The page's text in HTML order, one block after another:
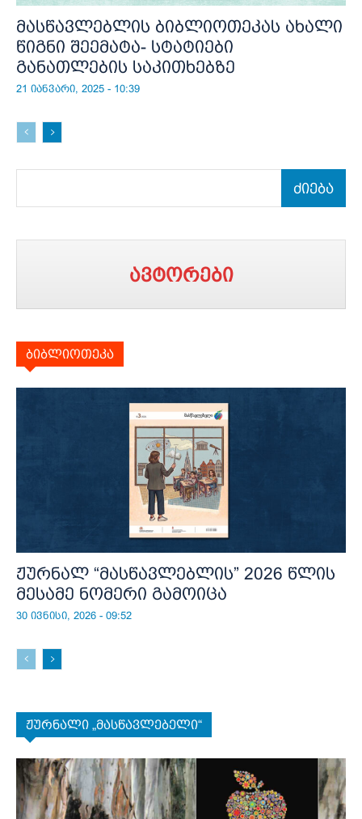
მასწავლებლის ბიბლიოთეკას ახალი
წიგნი შეემატა- სტატიები
განათლების საკითხებზე
21 იანვარი, 2025 - 10:39
ძიება
ავტორები
ბიბლიოთეკა
ჟურნალ “მასწავლებლის” 2026 წლის
მესამე ნომერი გამოიცა
30 ივნისი, 2026 - 09:52
ჟურნალი „მასწავლებელი“